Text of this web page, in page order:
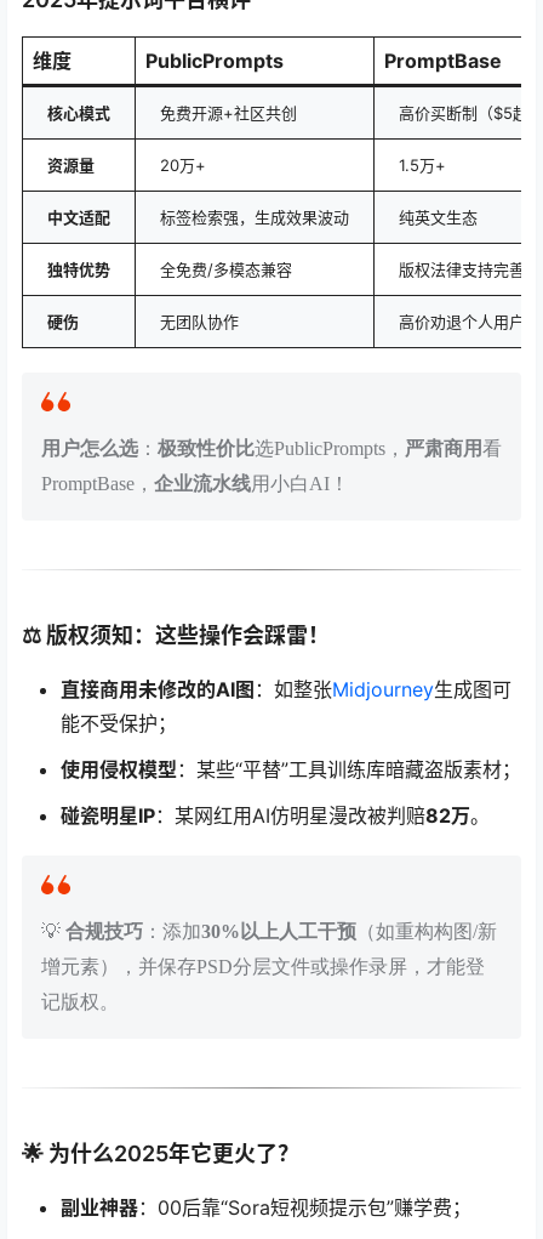
维度 PublicPrompts PromptBase
核心模式 免费开源+社区共创 高价买断制（$5起）
资源量 20万+ 1.5万+
中文适配 标签检索强，生成效果波动 纯英文生态
独特优势 全免费/多模态兼容 版权法律支持完善
硬伤 无团队协作 高价劝退个人用户
用户怎么选 ： 极致性价比选PublicPrompts， 严肃商用看
PromptBase， 企业流水线用小白AI！
⚖️ 版权须知：这些操作会踩雷！
直接商用未修改的AI图 ：如整张Midjourney生成图可
能不受保护；
使用侵权模型 ：某些“平替”工具训练库暗藏盗版素材；
碰瓷明星IP：某网红用AI仿明星漫改被判赔82万。
💡 合规技巧 ：添加30%以上人工干预 （如重构构图/新
增元素），并保存PSD分层文件或操作录屏，才能登
记版权。
🌟 为什么2025年它更火了？
副业神器：00后靠“Sora短视频提示包”赚学费；